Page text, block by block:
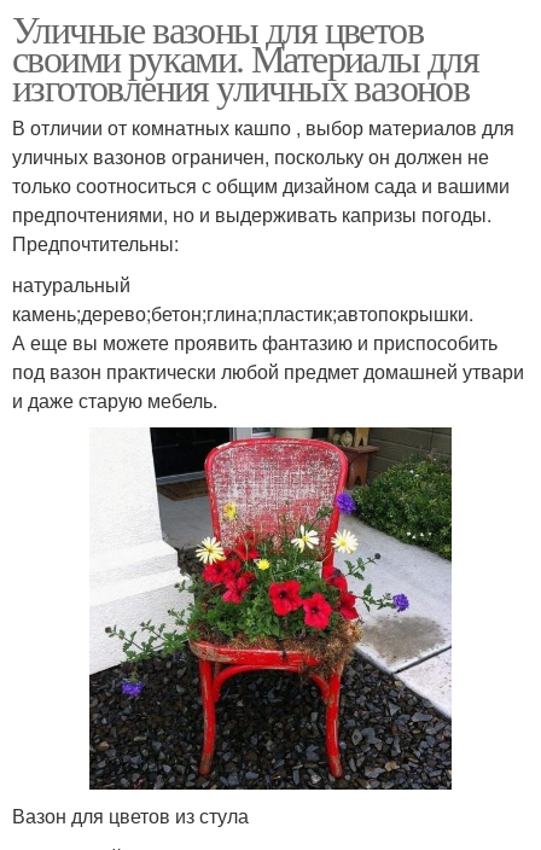
Уличные вазоны для цветов
своими руками. Материалы для
изготовления уличных вазонов
В отличии от комнатных кашпо , выбор материалов для
уличных вазонов ограничен, поскольку он должен не
только соотноситься с общим дизайном сада и вашими
предпочтениями, но и выдерживать капризы погоды.
Предпочтительны:
натуральный
камень;дерево;бетон;глина;пластик;автопокрышки.
А еще вы можете проявить фантазию и приспособить
под вазон практически любой предмет домашней утвари
и даже старую мебель.
Вазон для цветов из стула